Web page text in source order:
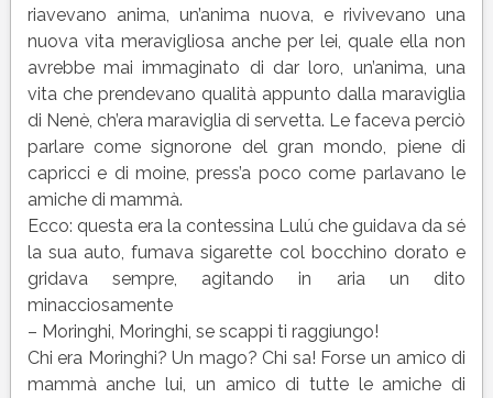
riavevano anima, un’anima nuova, e rivivevano una
nuova vita meravigliosa anche per lei, quale ella non
avrebbe mai immaginato di dar loro, un’anima, una
vita che prendevano qualità appunto dalla maraviglia
di Nenè, ch’era maraviglia di servetta. Le faceva perciò
parlare come signorone del gran mondo, piene di
capricci e di moine, press’a poco come parlavano le
amiche di mammà.
Ecco: questa era la contessina Lulú che guidava da sé
la sua auto, fumava sigarette col bocchino dorato e
gridava sempre, agitando in aria un dito
minacciosamente
– Moringhi, Moringhi, se scappi ti raggiungo!
Chi era Moringhi? Un mago? Chi sa! Forse un amico di
mammà anche lui, un amico di tutte le amiche di